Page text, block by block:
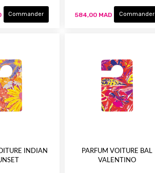
Commander 584,00 MAD Commander
INDIAN
PARFUM VOITURE BAL
VALENTINO